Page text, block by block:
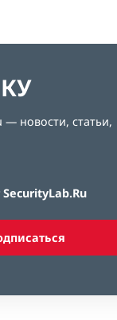
новости, статьи,